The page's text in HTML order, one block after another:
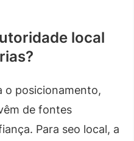
local
o posicionamento,
de fontes
Para seo local, a